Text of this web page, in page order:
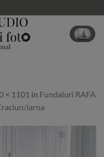
× 1101 in Fundaluri RAFA
iarna